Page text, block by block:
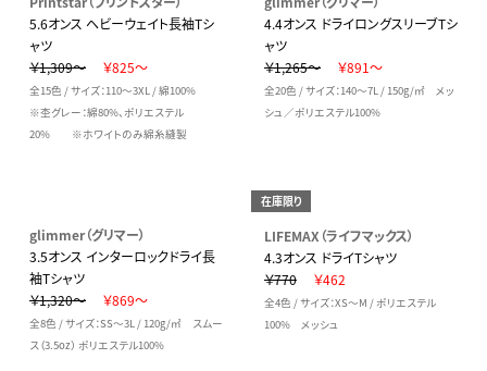
5.6オンス ヘビーウェイト長袖Tシ
ャツ
￥1,309～
￥825～
全15色 / サイズ：110～3XL / 綿100%
※杢グレー：綿80%、ポリエステル
20% ※ホワイトのみ綿糸縫製
4.4オンス ドライロングスリーブTシ
ャツ
￥1,265～
￥891～
全20色 / サイズ：140～7L / 150g/㎡ メッ
シュ／ポリエステル100%
glimmer（グリマー）
3.5オンス インターロックドライ長
袖Tシャツ
￥1,320～
￥869～
全8色 / サイズ：SS～3L / 120g/㎡ スムー
ス（3.5oz） ポリエステル100%
在庫限り
LIFEMAX（ライフマックス）
4.3オンス ドライTシャツ
￥770
￥462
全4色 / サイズ：XS～M / ポリエステル
100% メッシュ